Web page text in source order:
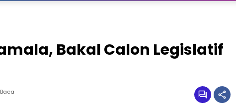
Bakal Calon Legislatif